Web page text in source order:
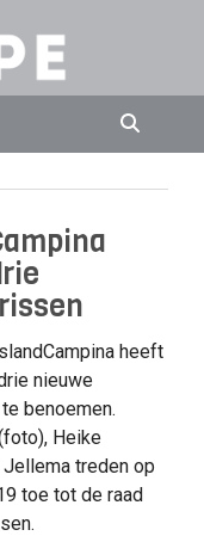
heeft
nieuwe
benoemen.
Heike
treden op
toe tot de raad